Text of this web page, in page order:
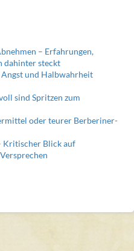
– Erfahrungen,
dahinter steckt
und Halbwahrheit
sind Spritzen zum
oder teurer Berberiner-
Kritischer Blick auf